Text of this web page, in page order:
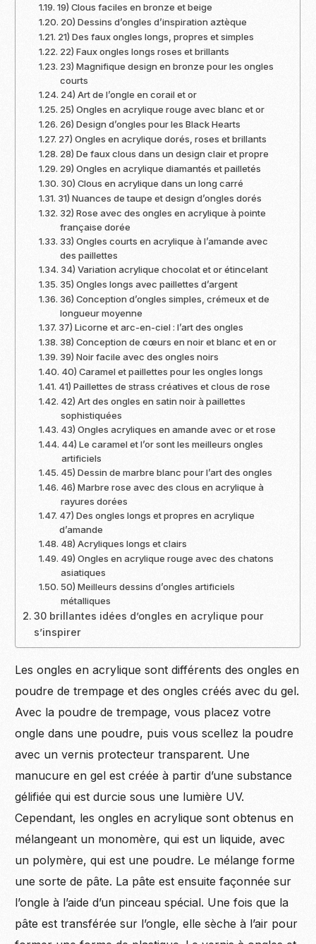
19) Clous faciles en bronze et beige
20) Dessins d’ongles d’inspiration aztèque
21) Des faux ongles longs, propres et simples
22) Faux ongles longs roses et brillants
23) Magnifique design en bronze pour les ongles
courts
24) Art de l’ongle en corail et or
25) Ongles en acrylique rouge avec blanc et or
26) Design d’ongles pour les Black Hearts
27) Ongles en acrylique dorés, roses et brillants
28) De faux clous dans un design clair et propre
29) Ongles en acrylique diamantés et pailletés
30) Clous en acrylique dans un long carré
31) Nuances de taupe et design d’ongles dorés
32) Rose avec des ongles en acrylique à pointe
française dorée
33) Ongles courts en acrylique à l’amande avec
des paillettes
34) Variation acrylique chocolat et or étincelant
35) Ongles longs avec paillettes d’argent
36) Conception d’ongles simples, crémeux et de
longueur moyenne
37) Licorne et arc-en-ciel : l’art des ongles
38) Conception de cœurs en noir et blanc et en or
39) Noir facile avec des ongles noirs
40) Caramel et paillettes pour les ongles longs
41) Paillettes de strass créatives et clous de rose
42) Art des ongles en satin noir à paillettes
sophistiquées
43) Ongles acryliques en amande avec or et rose
44) Le caramel et l’or sont les meilleurs ongles
artificiels
45) Dessin de marbre blanc pour l’art des ongles
46) Marbre rose avec des clous en acrylique à
rayures dorées
47) Des ongles longs et propres en acrylique
d’amande
48) Acryliques longs et clairs
49) Ongles en acrylique rouge avec des chatons
asiatiques
50) Meilleurs dessins d’ongles artificiels
métalliques
30 brillantes idées d’ongles en acrylique pour
s’inspirer
Les ongles en acrylique sont différents des ongles en
poudre de trempage et des ongles créés avec du gel.
Avec la poudre de trempage, vous placez votre
ongle dans une poudre, puis vous scellez la poudre
avec un vernis protecteur transparent. Une
manucure en gel est créée à partir d’une substance
gélifiée qui est durcie sous une lumière UV.
Cependant, les ongles en acrylique sont obtenus en
mélangeant un monomère, qui est un liquide, avec
un polymère, qui est une poudre. Le mélange forme
une sorte de pâte. La pâte est ensuite façonnée sur
l’ongle à l’aide d’un pinceau spécial. Une fois que la
pâte est transférée sur l’ongle, elle sèche à l’air pour